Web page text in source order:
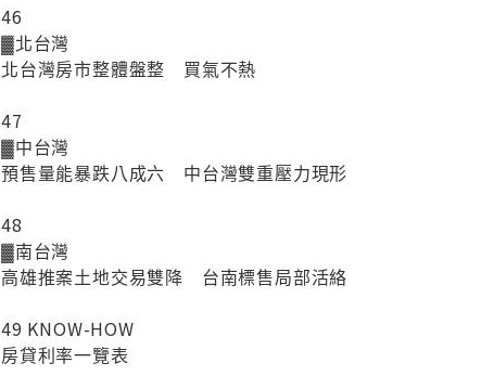
46
▓北台灣
北台灣房市整體盤整 買氣不熱
47
▓中台灣
預售量能暴跌八成六 中台灣雙重壓力現形
48
▓南台灣
高雄推案土地交易雙降 台南標售局部活絡
49 KNOW-HOW
房貸利率一覽表